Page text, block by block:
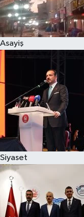
Asayiş
Siyaset
Spor
Çocuk
Eğitim
Hava Durumu
Kadın
Kültür Sanat